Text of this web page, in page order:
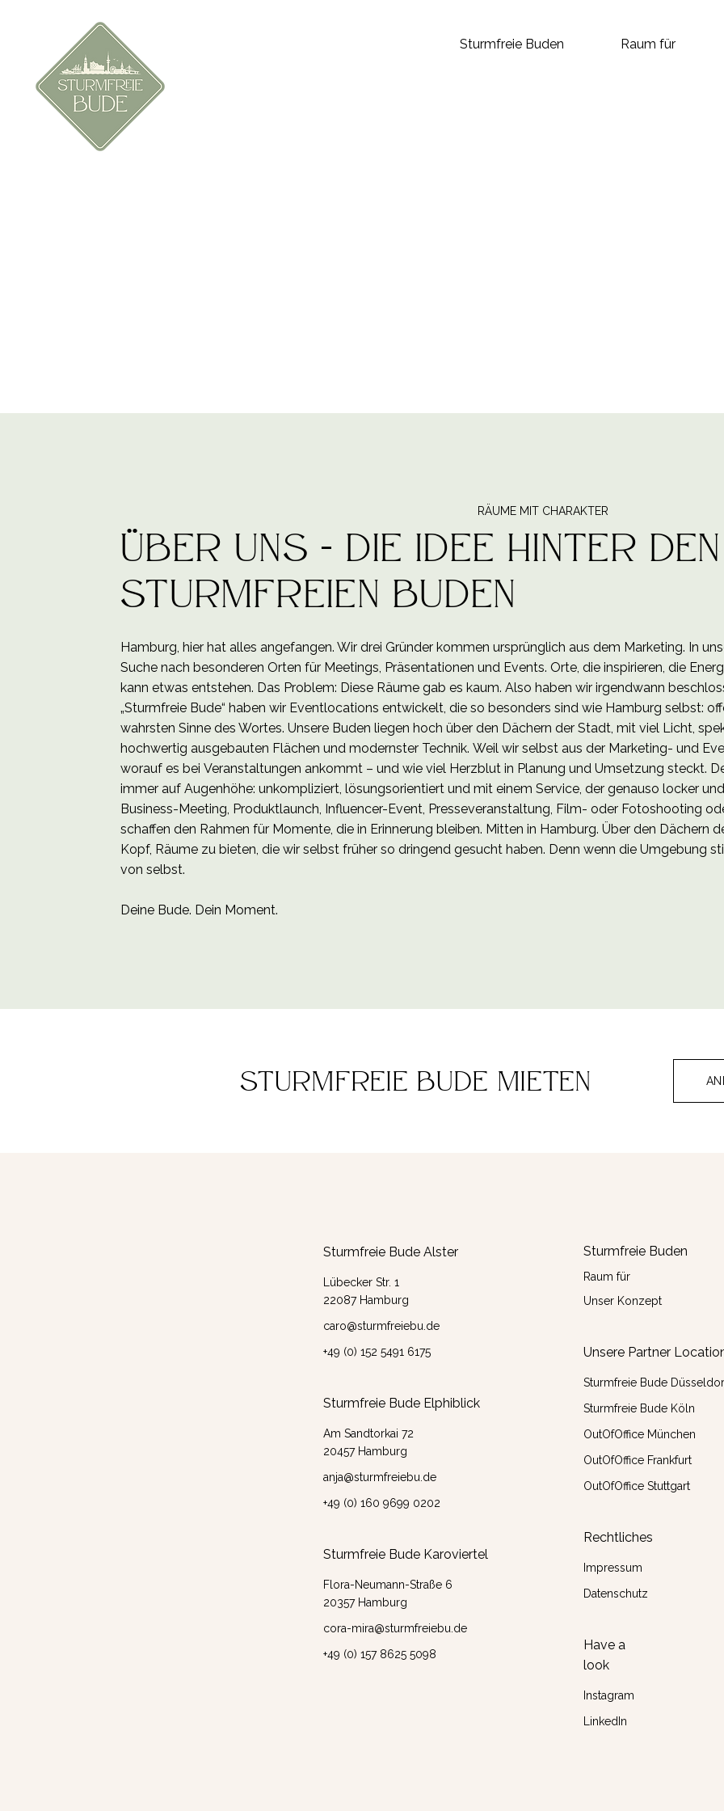
Sturmfreie Buden Raum für
RÄUME MIT CHARAKTER
Über uns - Die Idee hinter den
Sturmfreien Buden
Hamburg, hier hat alles angefangen. Wir drei Gründer kommen ursprünglich aus dem Marketing. In
Suche nach besonderen Orten für Meetings, Präsentationen und Events. Orte, die inspirieren, die
kann etwas entstehen. Das Problem: Diese Räume gab es kaum. Also haben wir irgendwann
„Sturmfreie Bude“ haben wir Eventlocations entwickelt, die so besonders sind wie Hamburg selbst:
wahrsten Sinne des Wortes. Unsere Buden liegen hoch über den Dächern der Stadt, mit viel Licht,
hochwertig ausgebauten Flächen und modernster Technik. Weil wir selbst aus der Marketing- und
worauf es bei Veranstaltungen ankommt – und wie viel Herzblut in Planung und Umsetzung steckt.
immer auf Augenhöhe: unkompliziert, lösungsorientiert und mit einem Service, der genauso locker
Business-Meeting, Produktlaunch, Influencer-Event, Presseveranstaltung, Film- oder Fotoshooting
schaffen den Rahmen für Momente, die in Erinnerung bleiben. Mitten in Hamburg. Über den Dächern
Kopf, Räume zu bieten, die wir selbst früher so dringend gesucht haben. Denn wenn die Umgebung
von selbst.
Deine Bude. Dein Moment.
sturmfreie bude mieten
Sturmfreie Bude Alster
Lübecker Str. 1
22087 Hamburg
caro@sturmfreiebu.de
+49 (0) 152 5491 6175
Sturmfreie Bude Elphiblick
Am Sandtorkai 72
20457 Hamburg
anja@sturmfreiebu.de
+49 (0) 160 9699 0202
Sturmfreie Bude Karoviertel
Flora-Neumann-Straße 6
20357 Hamburg
cora-mira@sturmfreiebu.de
+49 (0) 157 8625 5098
Sturmfreie Buden
Raum für
Unser Konzept
Unsere Partner
Sturmfreie Bude
Sturmfreie Bude Köln
OutOfOffice München
OutOfOffice Frankfurt
OutOfOffice Stuttgart
Have a
look
Instagram
LinkedIn
Rechtliches
Impressum
Datenschutz